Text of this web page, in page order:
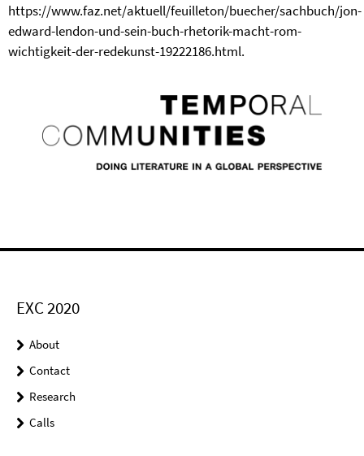
https://www.faz.net/aktuell/feuilleton/buecher/sachbuch/jon-
edward-lendon-und-sein-buch-rhetorik-macht-rom-
wichtigkeit-der-redekunst-19222186.html.
EXC 2020
About
Contact
Research
Calls